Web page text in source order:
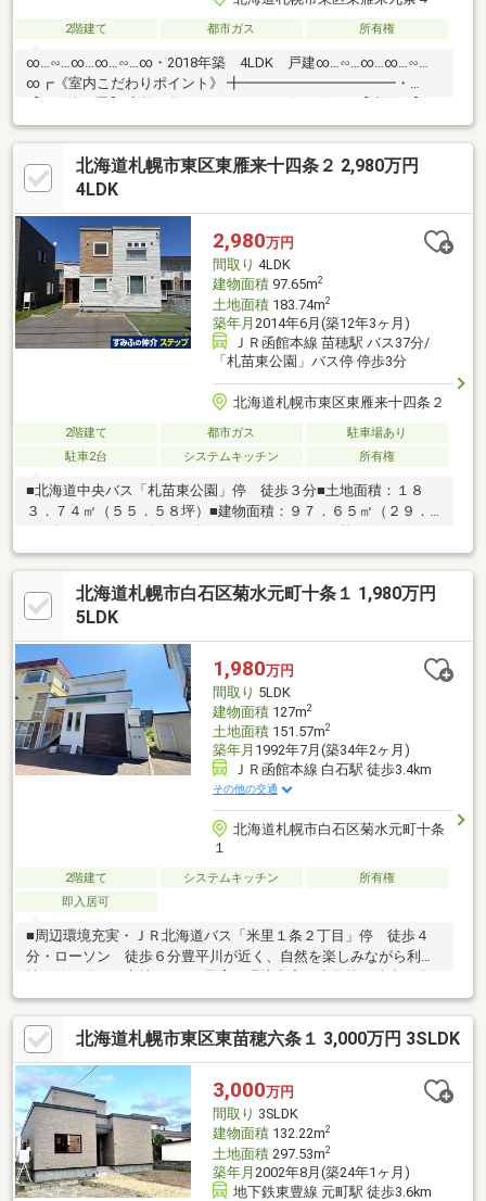
2階建て 都市ガス 所有権
∞…∽…∞…∞…∽…∞・2018年築 4LDK 戸建∞…∽…∞…∞…∽…
∞┏《室内こだわりポイント》 ╋━━━━━━━━━━━・
洗面室は二方向から出入り可能で、使いやすいです。・【豊富な
収納】 各洋室に収納あり、さらに屋外物置完備！・対面型のシス
テムキッチン。 お料理中も会話が弾むカウンター式を採用。
┏《周辺環境・立地環境》 ╋━━━━━━━━━━・宅地内は高
り、ゆとりがございます。・車3台分のカースペースを確保、セカ
ンドカーや来客用にも便利です。
北海道札幌市東区東雁来十四条２ 2,980万円
4LDK
2,980万円
間取り 4LDK
建物面積97.65m2
土地面積183.74m2
築年月 2014年6月(築12年3ヶ月)
ＪＲ函館本線 苗穂駅 バス37分/
「札苗東公園」バス停 停歩3分
北海道札幌市東区東雁来十四条２
2階建て 都市ガス
駐車場あり
駐車2台
システムキッチン 所有権
■北海道中央バス「札苗東公園」停 徒歩３分■土地面積：１８
３．７４㎡（５５．５８坪）■建物面積：９７．６５㎡（２９．
ース２台分あり（車種による）■都市ガス■広々とした約１６．７
帖のＬＤＫ■リビングにエアコンあり■食洗機付きのシステムキッ
チン■造付けの食器棚あり■浴室追い焚き付き■収納豊富－各居室
に収納あり－ウォークインクローゼットあり－キッチンにパント
北海道札幌市白石区菊水元町十条１ 1,980万円
5LDK
1,980万円
間取り 5LDK
建物面積127m2
土地面積151.57m2
築年月 1992年7月(築34年2ヶ月)
ＪＲ函館本線 白石駅 徒歩3.4km
その他の交通
北海道札幌市白石区菊水元町十条
１
2階建て システムキッチン
所有権
即入居可
■周辺環境充実・ＪＲ北海道バス「米里１条２丁目」停 徒歩４
分・ローソン 徒歩６分豊平川が近く、自然を楽しみながら利便
お子様も無理なく安心して通うことができます。近隣に公園もあ
り、お子様ものびのびとお過ごしいただけます。■２０２１年1月
リフォーム売主様が大切にお使いのため室内状況良好です。ぜひ
現地にてご覧くださいませ。◇コミュニケーションのとりやすい
カウンターキッチン！◇ウォークインクローゼットあり◇全居室
６帖以上◇エアコン４台あり！快適にお過ごしいただけます！
北海道札幌市東区東苗穂六条１ 3,000万円 3SLDK
3,000万円
間取り 3SLDK
建物面積132.22m2
土地面積297.53m2
築年月 2002年8月(築24年1ヶ月)
地下鉄東豊線 元町駅 徒歩3.6km